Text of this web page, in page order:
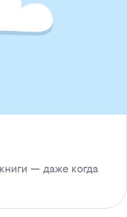
— даже когда